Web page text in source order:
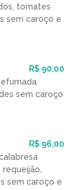
tomates
sem caroço e
R$ 90,00
sem caroço
R$ 96,00
sem caroço e